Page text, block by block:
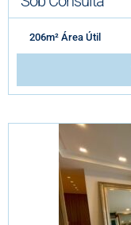
206m² Área Útil